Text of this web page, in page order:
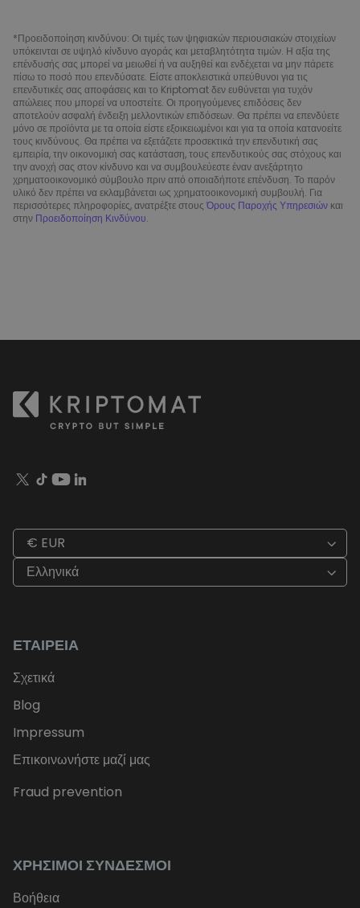
*Προειδοποίηση κινδύνου: Οι τιμές των ψηφιακών περιουσιακών στοιχείων
υπόκεινται σε υψηλό κίνδυνο αγοράς και μεταβλητότητα τιμών. Η αξία της
επένδυσής σας μπορεί να μειωθεί ή να αυξηθεί και ενδέχεται να μην πάρετε
πίσω το ποσό που επενδύσατε. Είστε αποκλειστικά υπεύθυνοι για τις
επενδυτικές σας αποφάσεις και το Kriptomat δεν ευθύνεται για τυχόν
απώλειες που μπορεί να υποστείτε. Οι προηγούμενες επιδόσεις δεν
αποτελούν ασφαλή ένδειξη μελλοντικών επιδόσεων. Θα πρέπει να επενδύετε
μόνο σε προϊόντα με τα οποία είστε εξοικειωμένοι και για τα οποία κατανοείτε
τους κινδύνους. Θα πρέπει να εξετάζετε προσεκτικά την επενδυτική σας
εμπειρία, την οικονομική σας κατάσταση, τους επενδυτικούς σας στόχους και
την ανοχή σας στον κίνδυνο και να συμβουλεύεστε έναν ανεξάρτητο
χρηματοοικονομικό σύμβουλο πριν από οποιαδήποτε επένδυση. Το παρόν
υλικό δεν πρέπει να εκλαμβάνεται ως χρηματοοικονομική συμβουλή. Για
περισσότερες πληροφορίες, ανατρέξτε στουςΌρους Παροχής Υπηρεσιών και
στην Προειδοποίηση Κινδύνου.
€ EUR
Ελληνικά
ΕΤΑΙΡΕΊΑ
Σχετικά
Blog
Impressum
Επικοινωνήστε μαζί μας
Fraud prevention
ΧΡΉΣΙΜΟΙ ΣΎΝΔΕΣΜΟΙ
Βοήθεια